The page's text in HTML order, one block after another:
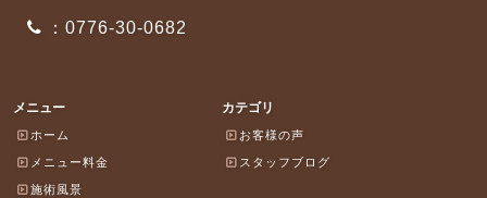
：0776-30-0682
メニュー
ホーム
メニュー料金
施術風景
カテゴリ
お客様の声
スタッフブログ